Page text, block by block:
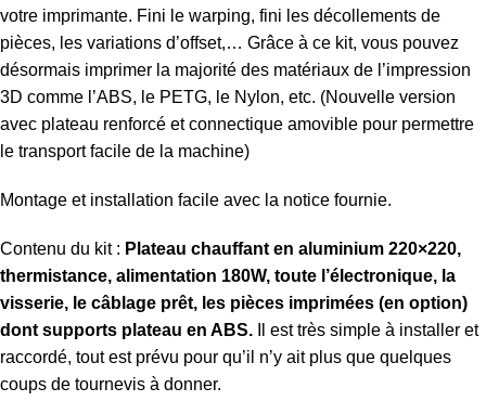
votre imprimante. Fini le warping, fini les décollements de
pièces, les variations d’offset,… Grâce à ce kit, vous pouvez
désormais imprimer la majorité des matériaux de l’impression
3D comme l’ABS, le PETG, le Nylon, etc. (Nouvelle version
avec plateau renforcé et connectique amovible pour permettre
le transport facile de la machine)
Montage et installation facile avec la notice fournie.
Contenu du kit : Plateau chauffant en aluminium 220×220,
thermistance, alimentation 180W, toute l’électronique, la
visserie, le câblage prêt, les pièces imprimées (en option)
dont supports plateau en ABS. Il est très simple à installer et
raccordé, tout est prévu pour qu’il n’y ait plus que quelques
coups de tournevis à donner.